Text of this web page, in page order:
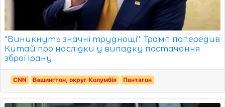
"Виникнуть значні труднощі": Трамп попередив
Китай про наслідки у випадку постачання
зброї Ірану.
CNN Вашингтон, округ Колумбія Пентагон